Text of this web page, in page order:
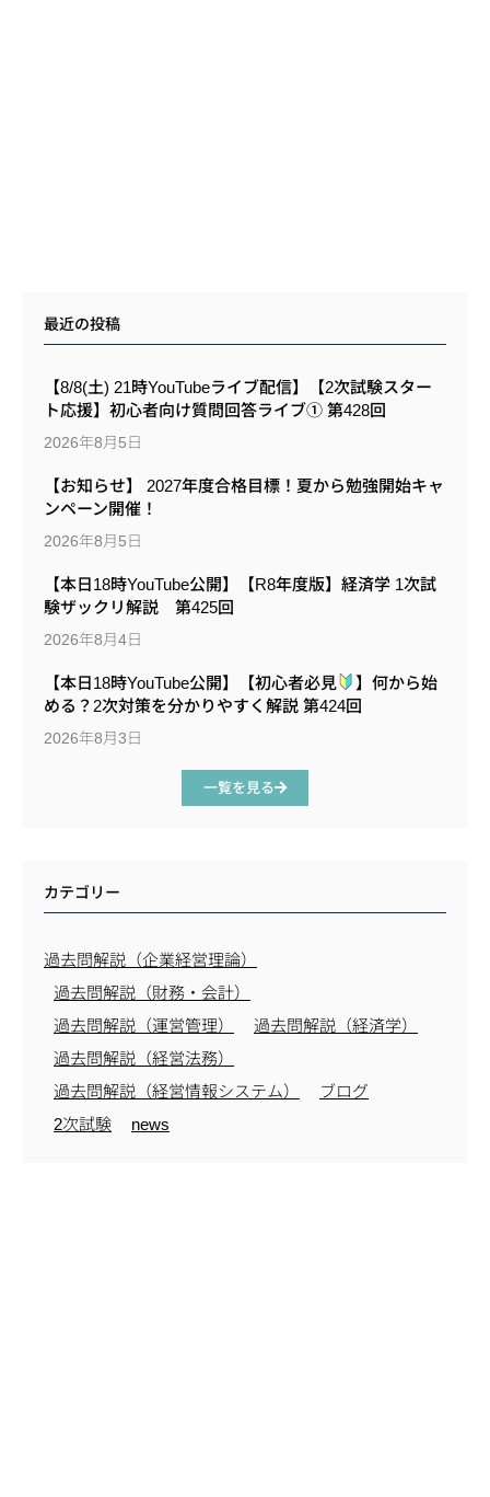
最近の投稿
【8/8(土) 21時YouTubeライブ配信】【2次試験スター
ト応援】初心者向け質問回答ライブ① 第428回
2026年8月5日
【お知らせ】 2027年度合格目標！夏から勉強開始キャ
ンペーン開催！
2026年8月5日
【本日18時YouTube公開】【R8年度版】経済学 1次試
験ザックリ解説 第425回
2026年8月4日
【本日18時YouTube公開】【初心者必見
】何から始
める？2次対策を分かりやすく解説 第424回
2026年8月3日
一覧を見る
カテゴリー
過去問解説（企業経営理論）
過去問解説（財務・会計）
過去問解説（運営管理）
過去問解説（経済学）
過去問解説（経営法務）
過去問解説（経営情報システム）
ブログ
2次試験
news